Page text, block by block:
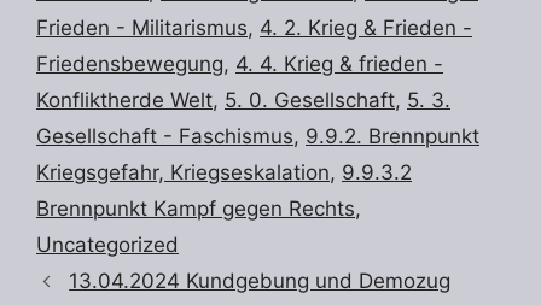
Frieden - Militarismus, 4. 2. Krieg & Frieden -
Friedensbewegung, 4. 4. Krieg & frieden -
Konfliktherde Welt, 5. 0. Gesellschaft, 5. 3.
Gesellschaft - Faschismus, 9.9.2. Brennpunkt
Kriegsgefahr, Kriegseskalation, 9.9.3.2
Brennpunkt Kampf gegen Rechts,
Uncategorized
13.04.2024 Kundgebung und Demozug